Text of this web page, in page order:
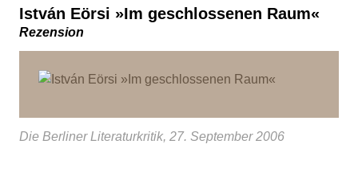
István Eörsi »Im geschlossenen Raum«
Rezension
Die Berliner Literaturkritik, 27. September 2006